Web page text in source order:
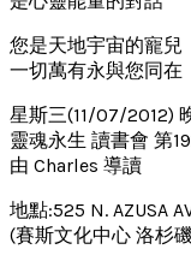
您是天地宇宙的寵兒
一切萬有永與您同在
星斯三(11/07/2012)
靈魂永生 讀書會 第
由 Charles 導讀
地點:525 N. AZUSA
(賽斯文化中心 洛杉